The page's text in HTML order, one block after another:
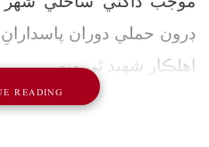
ڊرون حملي دوران
اهلڪار شهيد ٿي ويو.